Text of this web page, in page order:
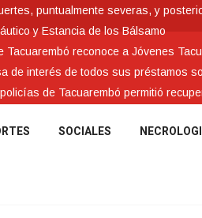
puntualmente severas, y
y Estancia de los Bálsamo
Tacuarembó reconoce a Jóvenes
de interés de todos sus préstamos
de Tacuarembó permitió
SOCIALES